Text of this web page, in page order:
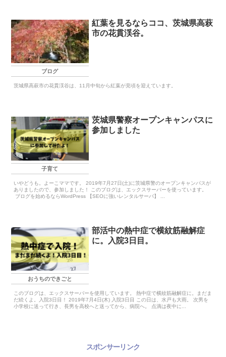
ブログ
紅葉を見るならココ、茨城県高萩
市の花貫渓谷。
茨城県高萩市の花貫渓谷は、11月中旬から紅葉が見頃を迎えています。
子育て
茨城県警察オープンキャンパスに
参加しました
いやどうも。よーこママです。 2019年7月27日(土)に茨城県警のオープンキャンパスが
ありましたので、参加しました！ このブログは、エックスサーバーを使っています。
ブログを始めるならWordPress 【SEOに強いレンタルサーバ】 ...
おうちのできごと
部活中の熱中症で横紋筋融解症
に。入院3日目。
このブログは、エックスサーバーを使用しています。 熱中症で横紋筋融解症に。まだま
だ続くよ。入院3日目！ 2019年7月4日(木) 入院3日目 この日は、水戸も大雨。 次男を
小学校に送って行き、長男を高校へと送ってから、病院へ。 点滴は夜中に...
スポンサーリンク